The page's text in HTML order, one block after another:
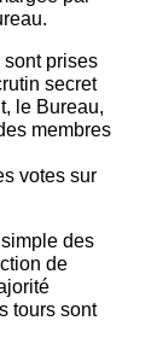
prises
secret
le Bureau,
membres
votes sur
des
de
tours sont